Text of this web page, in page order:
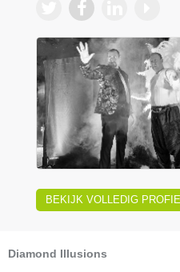
BEKIJK VOLLEDIG PROFIEL
Diamond Illusions